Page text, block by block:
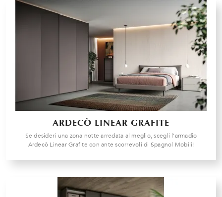
ARDECÒ LINEAR GRAFITE
Se desideri una zona notte arredata al meglio, scegli l'armadio
Ardecò Linear Grafite con ante scorrevoli di Spagnol Mobili!